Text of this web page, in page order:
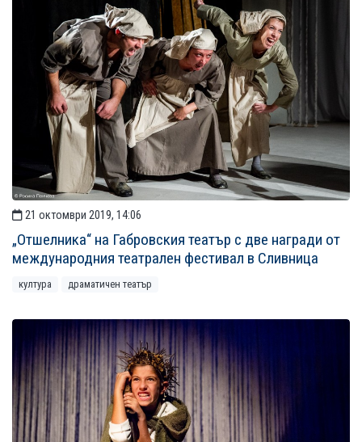
21 октомври 2019, 14:06
„Отшелника“ на Габровския театър с две награди от
международния театрален фестивал в Сливница
култура драматичен театър